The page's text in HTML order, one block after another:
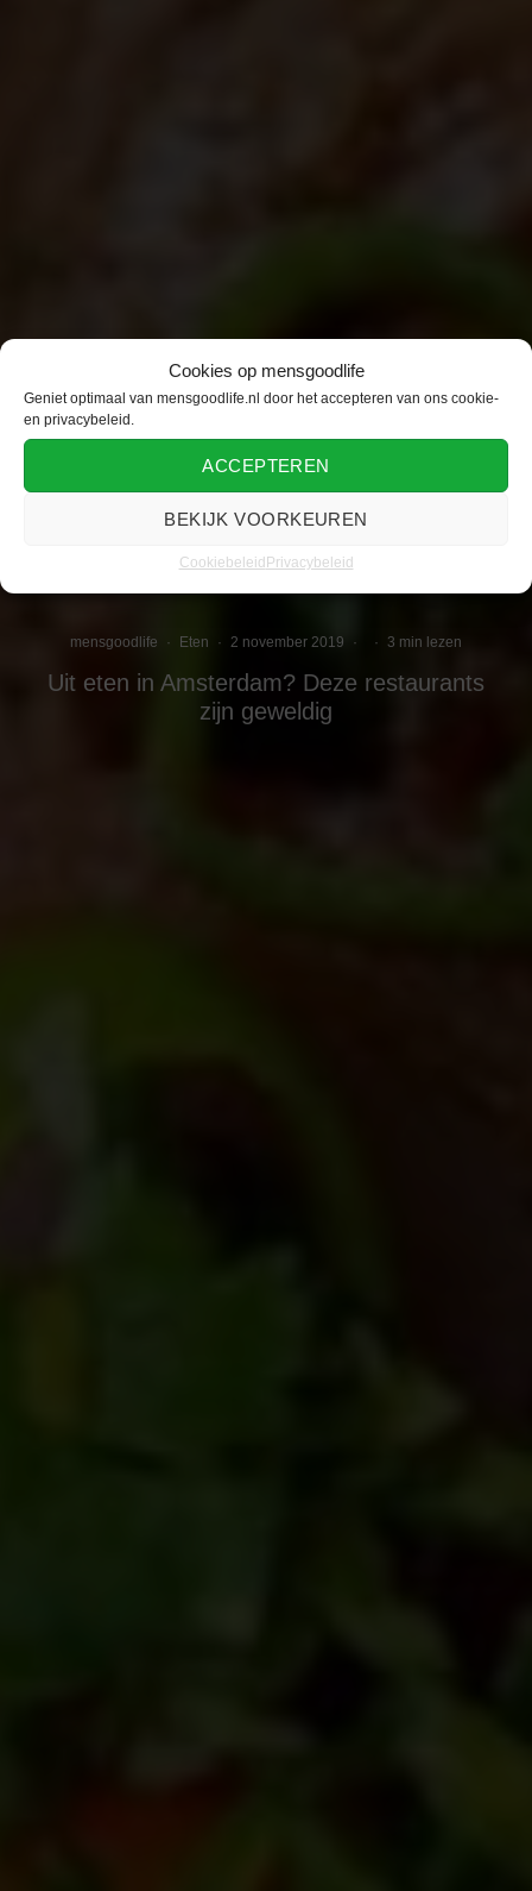
Cookies op mensgoodlife
Geniet optimaal van mensgoodlife.nl door het accepteren van ons cookie-
en privacybeleid.
ACCEPTEREN
BEKIJK VOORKEUREN
Cookiebeleid Privacybeleid
mensgoodlife · Eten · 2 november 2019 · · 3 min lezen
Uit eten in Amsterdam? Deze restaurants
zijn geweldig